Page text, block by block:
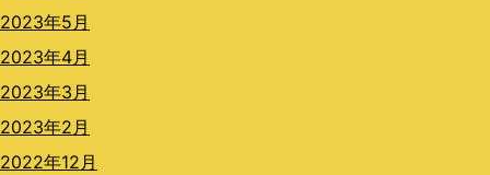
2023年5月
2023年4月
2023年3月
2023年2月
2022年12月